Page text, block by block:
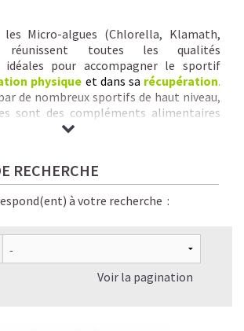
Micro-algues (Chlorella, Klamath,
réunissent toutes les qualités
idéales pour accompagner le sportif
physique et dans sa récupération.
de nombreux sportifs de haut niveau,
sont des compléments alimentaires
parfaitement digestes et éco-
:origine + pureté + traçabilité +
rigoureux + séchage à basse
de contaminants chimiques.
RECHERCHE
à votre recherche :
Voir la pagination